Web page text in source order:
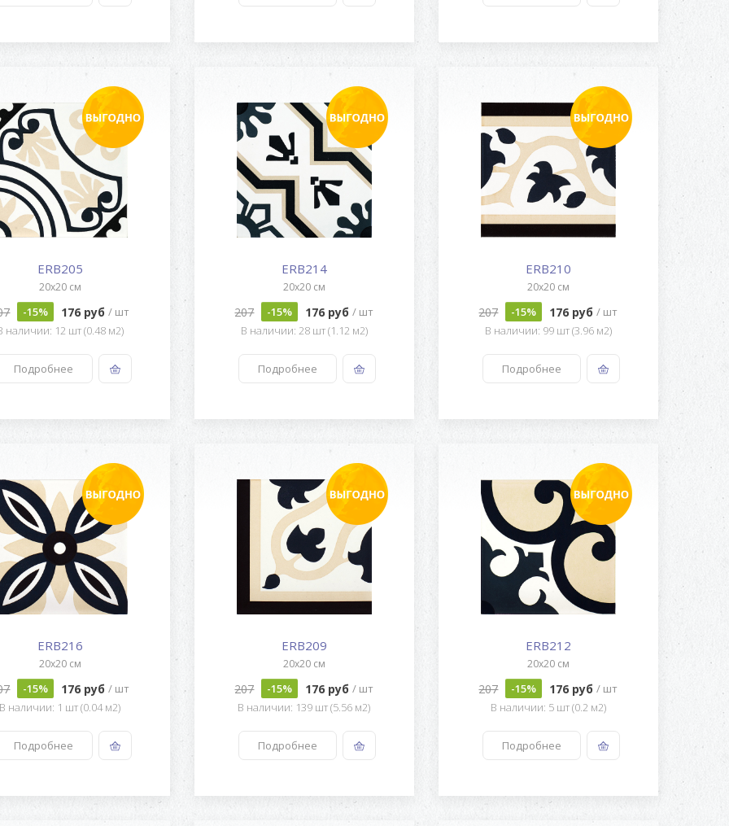
ERB205
20x20 см
-15% 176 руб/ шт
наличии: 12 шт (0.48 м2)
Подробнее
ERB214
20x20 см
207 -15% 176 руб/ шт
В наличии: 28 шт (1.12 м2)
Подробнее
ERB210
20x20 см
207 -15% 176 руб/ шт
В наличии: 99 шт (3.96 м2)
Подробнее
ERB216
20x20 см
-15% 176 руб/ шт
В наличии: 1 шт (0.04 м2)
Подробнее
ERB209
20x20 см
207 -15% 176 руб/ шт
В наличии: 139 шт (5.56 м2)
Подробнее
ERB212
20x20 см
207 -15% 176 руб/ шт
В наличии: 5 шт (0.2 м2)
Подробнее